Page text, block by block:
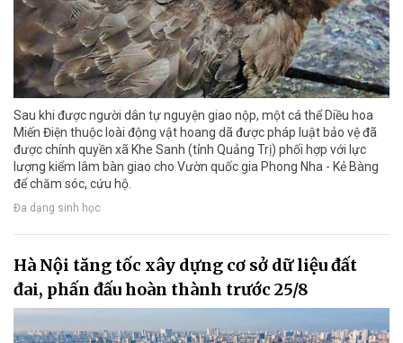
Sau khi được người dân tự nguyện giao nộp, một cá thể Diều hoa
Miến Điện thuộc loài động vật hoang dã được pháp luật bảo vệ đã
được chính quyền xã Khe Sanh (tỉnh Quảng Trị) phối hợp với lực
lượng kiểm lâm bàn giao cho Vườn quốc gia Phong Nha - Kẻ Bàng
để chăm sóc, cứu hộ.
Đa dạng sinh học
Hà Nội tăng tốc xây dựng cơ sở dữ liệu đất
đai, phấn đấu hoàn thành trước 25/8